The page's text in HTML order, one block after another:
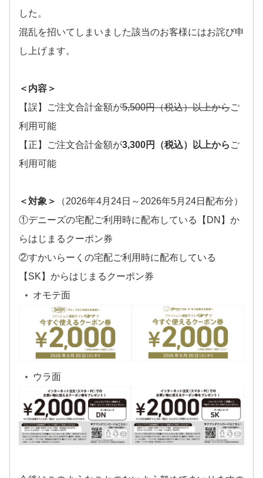
した。
混乱を招いてしまいました該当のお客様にはお詫び申
し上げます。
＜内容＞
【誤】ご注文合計金額が5,500円（税込）以上からご
利用可能
【正】ご注文合計金額が3,300円（税込）以上から ご
利用可能
＜対象＞
（2026年4月24日～2026年5月24日配布分）
①デニーズの宅配ご利用時に配布している【DN】か
らはじまるクーポン券
②すかいらーくの宅配ご利用時に配布している
【SK】からはじまるクーポン券
オモテ面
ウラ面